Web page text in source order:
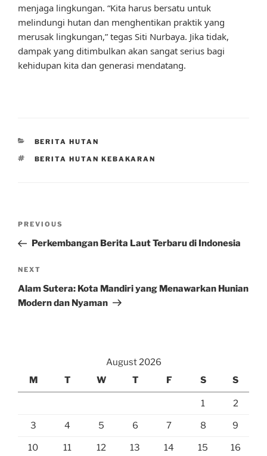
menjaga lingkungan. “Kita harus bersatu untuk
melindungi hutan dan menghentikan praktik yang
merusak lingkungan,” tegas Siti Nurbaya. Jika tidak,
dampak yang ditimbulkan akan sangat serius bagi
kehidupan kita dan generasi mendatang.
CATEGORIES
BERITA HUTAN
TAGS
BERITA HUTAN KEBAKARAN
Previous
Post
PREVIOUS
Perkembangan Berita Laut Terbaru di Indonesia
Next
Post
NEXT
Alam Sutera: Kota Mandiri yang Menawarkan Hunian
Modern dan Nyaman
August 2026
M
T W T F S S
1 2
3 4 5 6 7 8 9
10 11 12 13 14 15 16